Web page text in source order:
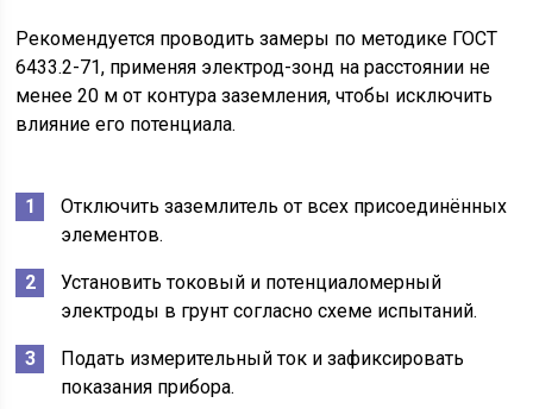
Рекомендуется проводить замеры по методике ГОСТ
6433.2-71, применяя электрод-зонд на расстоянии не
менее 20 м от контура заземления, чтобы исключить
влияние его потенциала.
Отключить заземлитель от всех присоединённых
элементов.
Установить токовый и потенциаломерный
электроды в грунт согласно схеме испытаний.
Подать измерительный ток и зафиксировать
показания прибора.